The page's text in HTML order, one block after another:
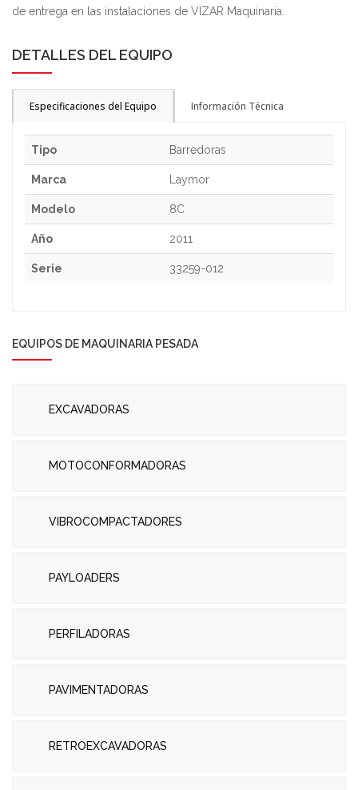
de entrega en las instalaciones de VIZAR Maquinaria.
DETALLES DEL EQUIPO
Especificaciones del Equipo Información Técnica
Tipo Barredoras
Marca Laymor
Modelo 8C
Año 2011
Serie 33259-012
EQUIPOS DE MAQUINARIA PESADA
EXCAVADORAS
MOTOCONFORMADORAS
VIBROCOMPACTADORES
PAYLOADERS
PERFILADORAS
PAVIMENTADORAS
RETROEXCAVADORAS